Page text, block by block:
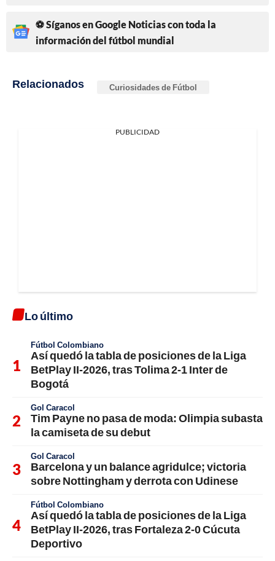
⚽ Síganos en Google Noticias con toda la
información del fútbol mundial
Relacionados Curiosidades de Fútbol
PUBLICIDAD
Lo último
Fútbol Colombiano
Así quedó la tabla de posiciones de la Liga
BetPlay II-2026, tras Tolima 2-1 Inter de
Bogotá
Gol Caracol
Tim Payne no pasa de moda: Olimpia subasta
la camiseta de su debut
Gol Caracol
Barcelona y un balance agridulce; victoria
sobre Nottingham y derrota con Udinese
Fútbol Colombiano
Así quedó la tabla de posiciones de la Liga
BetPlay II-2026, tras Fortaleza 2-0 Cúcuta
Deportivo